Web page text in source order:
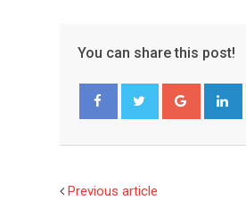
You can share this post!
Google+
Previous article